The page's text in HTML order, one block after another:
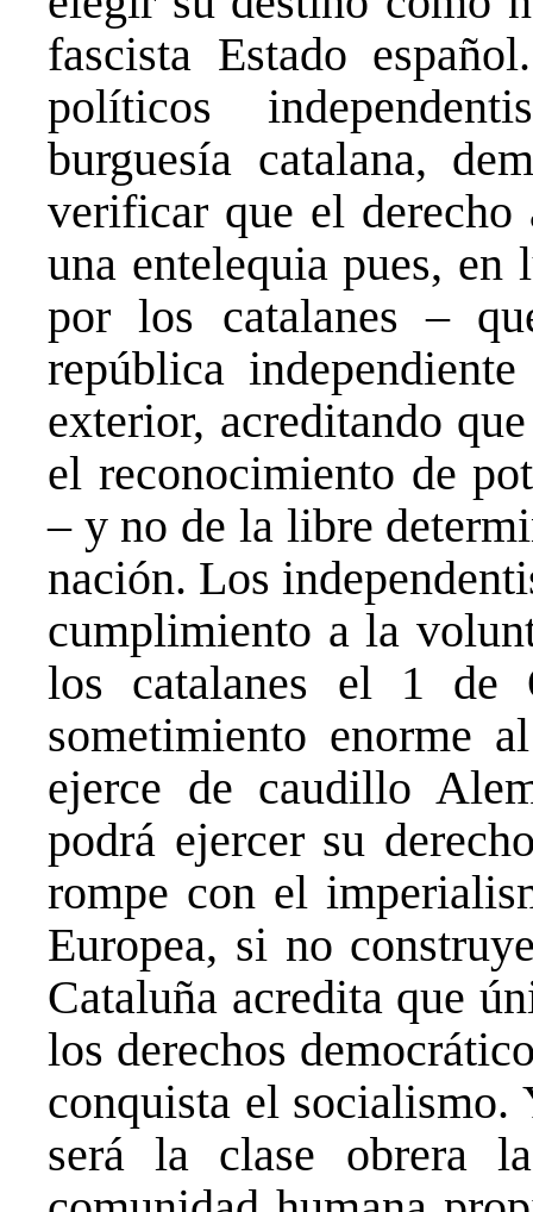
fascista Estado
políticos
burguesía catalana,
verificar que el derecho
una entelequia pues, en
por los catalanes –
república
exterior, acreditando
el reconocimiento de
– y no de la libre
nación. Los
cumplimiento a la
los catalanes el 1 de
sometimiento enorme
ejerce de caudillo
podrá ejercer su
rompe con el
Europea, si no
Cataluña acredita que
los derechos
conquista el socialismo.
será la clase obrera